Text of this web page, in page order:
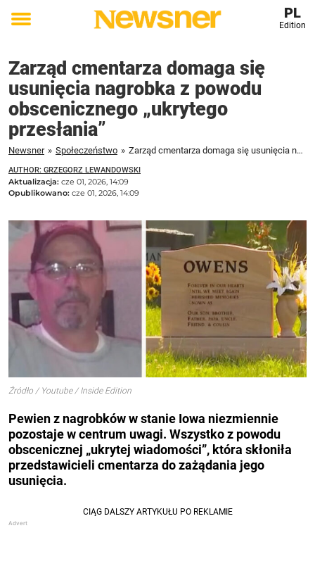
Toggle
PL
Edition
Zarząd cmentarza domaga się
usunięcia nagrobka z powodu
obscenicznego „ukrytego
przesłania”
Newsner » Społeczeństwo » Zarząd cmentarza domaga się usunięcia nagrobka z powodu obscenicznego „ukrytego przesłania”
AUTHOR: GRZEGORZ LEWANDOWSKI
Aktualizacja: cze 01, 2026, 14:09
Opublikowano: cze 01, 2026, 14:09
Źródło / Youtube / Inside Edition
Pewien z nagrobków w stanie Iowa niezmiennie
pozostaje w centrum uwagi. Wszystko z powodu
obscenicznej „ukrytej wiadomości”, która skłoniła
przedstawicieli cmentarza do zażądania jego
usunięcia.